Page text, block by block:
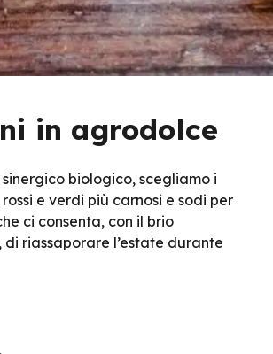
in agrodolce
biologico, scegliamo i
e verdi più carnosi e sodi per
ci consenta, con il brio
di riassaporare l’estate durante